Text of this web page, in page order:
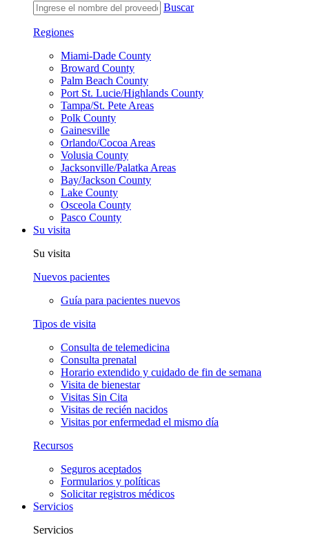
Buscar
Regiones
Miami-Dade County
Broward County
Palm Beach County
Port St. Lucie/Highlands County
Tampa/St. Pete Areas
Polk County
Gainesville
Orlando/Cocoa Areas
Volusia County
Jacksonville/Palatka Areas
Bay/Jackson County
Lake County
Osceola County
Pasco County
Su visita
Su visita
Nuevos pacientes
Guía para pacientes nuevos
Tipos de visita
Consulta de telemedicina
Consulta prenatal
Horario extendido y cuidado de fin de semana
Visita de bienestar
Visitas Sin Cita
Visitas de recién nacidos
Visitas por enfermedad el mismo día
Recursos
Seguros aceptados
Formularios y políticas
Solicitar registros médicos
Servicios
Servicios